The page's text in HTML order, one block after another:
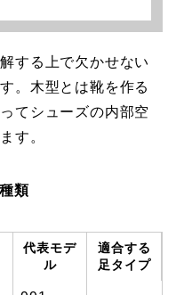
する上で欠かせない
。木型とは靴を作る
てシューズの内部空
す。
類
代表モデ
ル
適合する
足タイプ